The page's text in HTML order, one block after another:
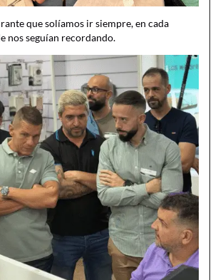
que solíamos ir siempre, en cada
nos seguían recordando.